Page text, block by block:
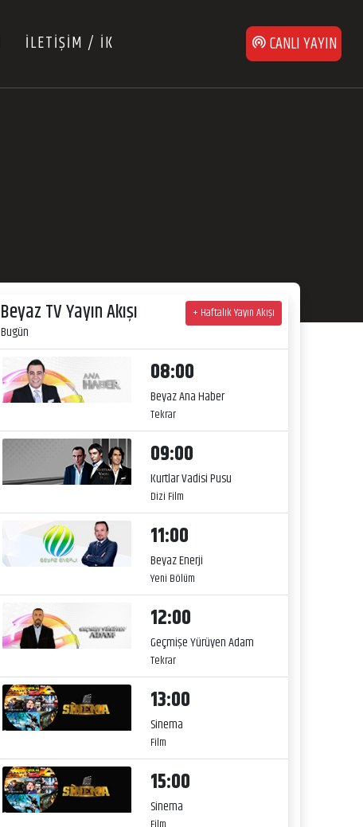
İLETİŞİM / İK CANLI YAYIN
Beyaz TV Yayın Akışı
Bugün
+ Haftalık Yayın Akışı
08:00
Beyaz Ana Haber
Tekrar
09:00
Kurtlar Vadisi Pusu
Dizi Film
11:00
Beyaz Enerji
Yeni Bölüm
12:00
Geçmişe Yürüyen Adam
Tekrar
13:00
Sinema
Film
15:00
Sinema